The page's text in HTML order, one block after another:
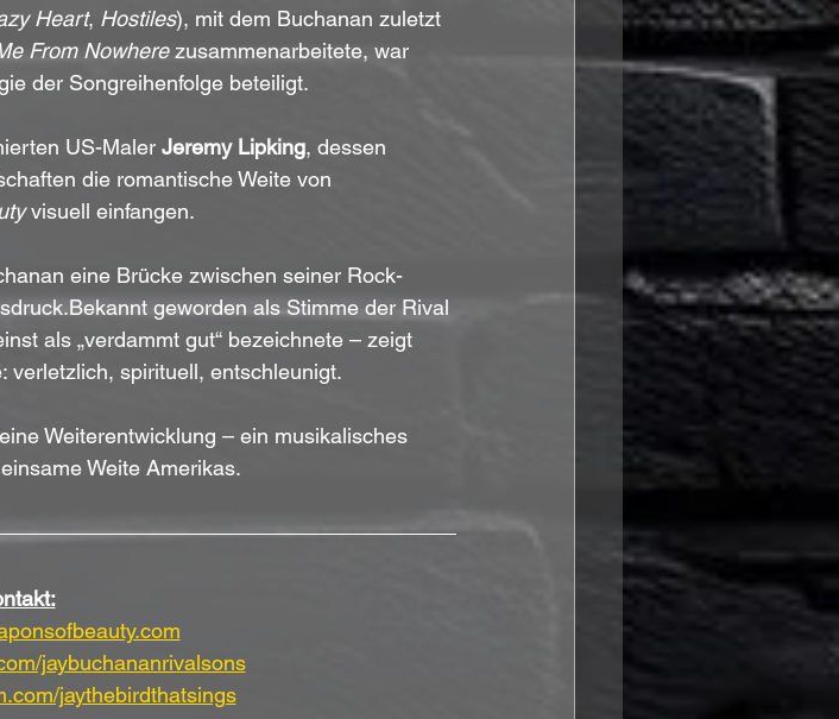
Heart, Hostiles), mit dem Buchanan zuletzt
From Nowhere zusammenarbeitete, war
der Songreihenfolge beteiligt.
US-Maler Jeremy Lipking, dessen
die romantische Weite von
visuell einfangen.
eine Brücke zwischen seiner Rock-
geworden als Stimme der Rival
als „verdammt gut“ bezeichnete – zeigt
verletzlich, spirituell, entschleunigt.
Weiterentwicklung – ein musikalisches
Weite Amerikas.
jaybuchananrivalsons
jaythebirdthatsings